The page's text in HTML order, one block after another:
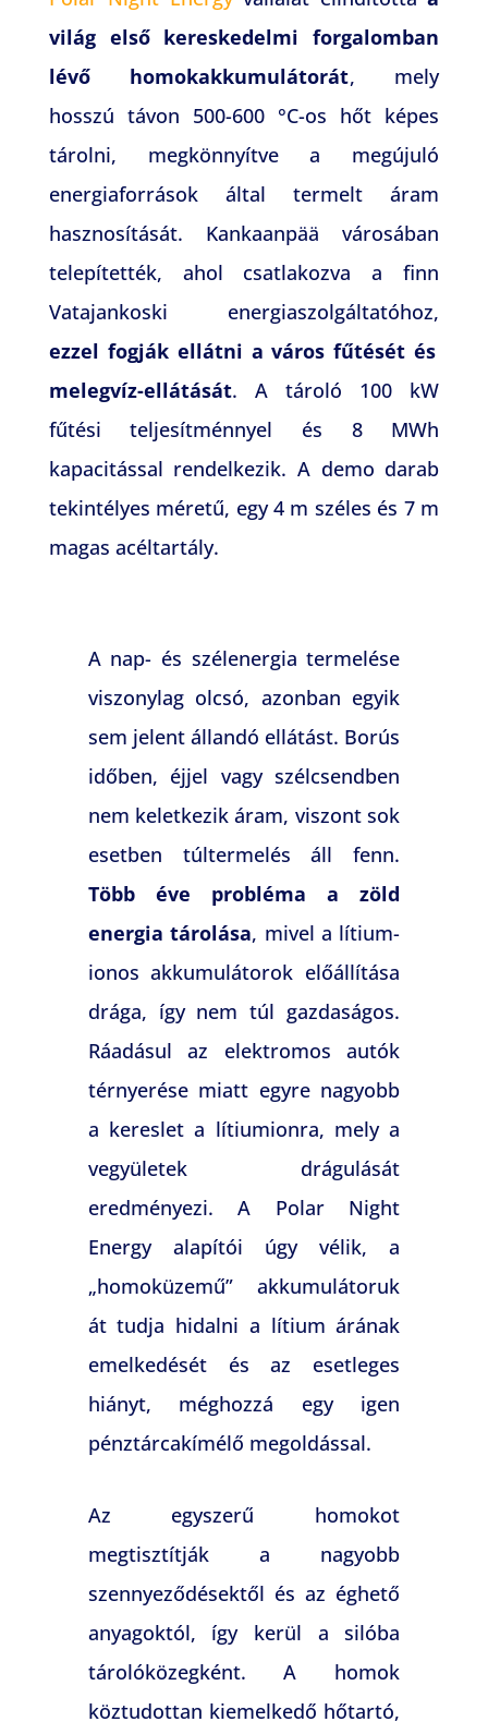
világ első kereskedelmi forgalomban
lévő homokakkumulátorát, mely
hosszú távon 500-600 °C-os hőt képes
tárolni, megkönnyítve a megújuló
energiaforrások által termelt áram
hasznosítását. Kankaanpää városában
telepítették, ahol csatlakozva a finn
Vatajankoski energiaszolgáltatóhoz,
ezzel fogják ellátni a város fűtését és
melegvíz-ellátását. A tároló 100 kW
fűtési teljesítménnyel és 8 MWh
kapacitással rendelkezik. A demo darab
tekintélyes méretű, egy 4 m széles és 7 m
magas acéltartály.
A nap- és szélenergia termelése
viszonylag olcsó, azonban egyik
sem jelent állandó ellátást. Borús
időben, éjjel vagy szélcsendben
nem keletkezik áram, viszont sok
esetben túltermelés áll fenn.
Több éve probléma a zöld
energia tárolása, mivel a lítium-
ionos akkumulátorok előállítása
drága, így nem túl gazdaságos.
Ráadásul az elektromos autók
térnyerése miatt egyre nagyobb
a kereslet a lítiumionra, mely a
vegyületek drágulását
eredményezi. A Polar Night
Energy alapítói úgy vélik, a
„homoküzemű” akkumulátoruk
át tudja hidalni a lítium árának
emelkedését és az esetleges
hiányt, méghozzá egy igen
pénztárcakímélő megoldással.
Az egyszerű homokot
megtisztítják a nagyobb
szennyeződésektől és az éghető
anyagoktól, így kerül a silóba
tárolóközegként. A homok
köztudottan kiemelkedő hőtartó,